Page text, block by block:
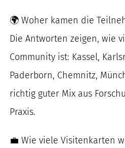
🌍 Woher kamen die
Die Antworten zeigen, wie
Community ist: Kassel,
Paderborn, Chemnitz,
richtig guter Mix aus
Praxis.
💼 Wie viele Visitenkarten